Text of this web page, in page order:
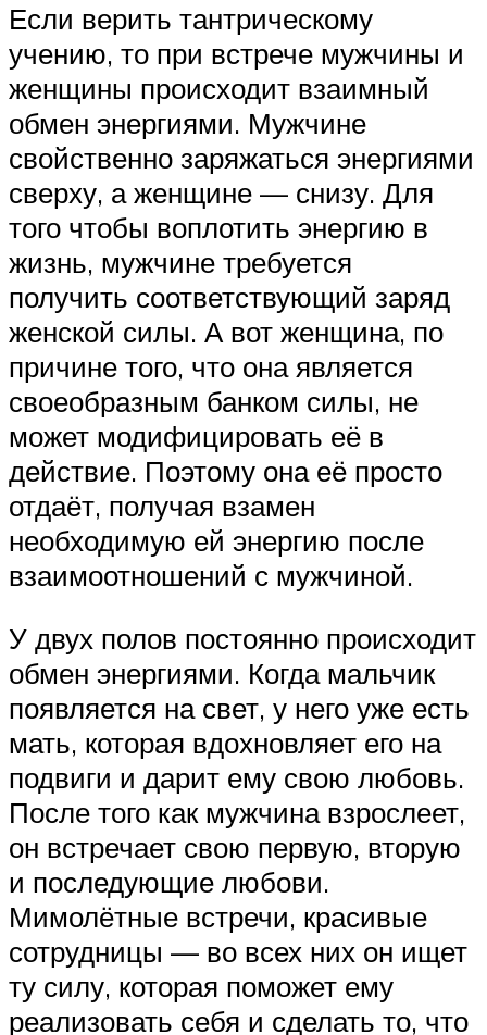
Если верить тантрическому
учению, то при встрече мужчины и
женщины происходит взаимный
обмен энергиями. Мужчине
свойственно заряжаться энергиями
сверху, а женщине — снизу. Для
того чтобы воплотить энергию в
жизнь, мужчине требуется
получить соответствующий заряд
женской силы. А вот женщина, по
причине того, что она является
своеобразным банком силы, не
может модифицировать её в
действие. Поэтому она её просто
отдаёт, получая взамен
необходимую ей энергию после
взаимоотношений с мужчиной.
У двух полов постоянно происходит
обмен энергиями. Когда мальчик
появляется на свет, у него уже есть
мать, которая вдохновляет его на
подвиги и дарит ему свою любовь.
После того как мужчина взрослеет,
он встречает свою первую, вторую
и последующие любови.
Мимолётные встречи, красивые
сотрудницы — во всех них он ищет
ту силу, которая поможет ему
реализовать себя и сделать то, что